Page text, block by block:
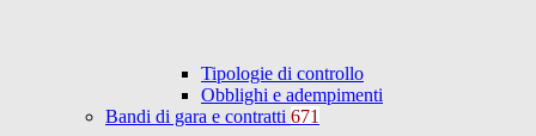
Tipologie di controllo
Obblighi e adempimenti
Bandi di gara e contratti 671